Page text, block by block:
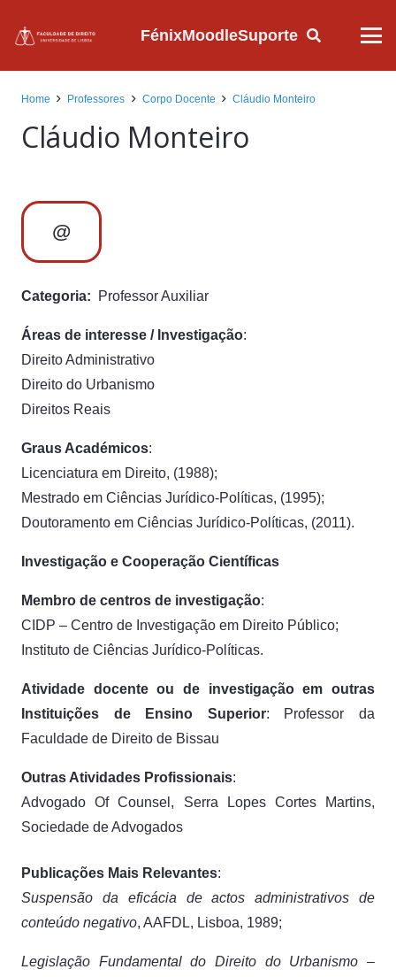
FénixMoodleSuporte
Home Professores Corpo Docente Cláudio Monteiro
Cláudio Monteiro
@
Categoria: Professor Auxiliar
Áreas de interesse / Investigação:
Direito Administrativo
Direito do Urbanismo
Direitos Reais
Graus Académicos:
Licenciatura em Direito, (1988);
Mestrado em Ciências Jurídico-Políticas, (1995);
Doutoramento em Ciências Jurídico-Políticas, (2011).
Investigação e Cooperação Científicas
Membro de centros de investigação:
CIDP – Centro de Investigação em Direito Público;
Instituto de Ciências Jurídico-Políticas.
Atividade docente ou de investigação em outras
Instituições de Ensino Superior: Professor da
Faculdade de Direito de Bissau
Outras Atividades Profissionais:
Advogado Of Counsel, Serra Lopes Cortes Martins,
Sociedade de Advogados
Publicações Mais Relevantes:
Suspensão da eficácia de actos administrativos de
conteúdo negativo, AAFDL, Lisboa, 1989;
Legislação Fundamental do Direito do Urbanismo –